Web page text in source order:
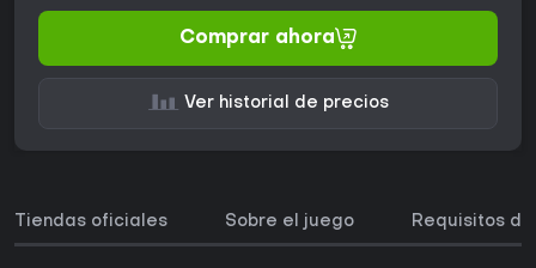
Comprar ahora
Ver historial de precios
Tiendas oficiales Sobre el juego Requisitos